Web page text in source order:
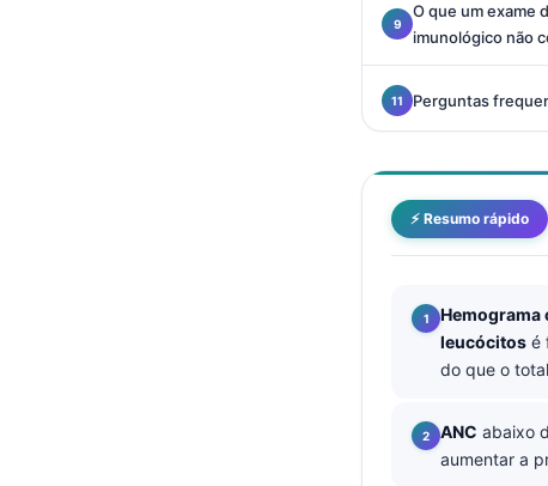
O que um exame
imunológico não
Perguntas
⚡ Resumo rápido
Hemograma
leucócitos é
do que o
ANC abaixo
aumentar a